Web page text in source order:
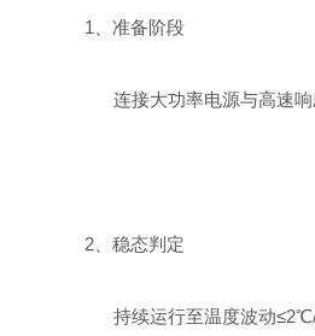
1、‌准备阶段‌
连接大功率电源与高速
2、‌稳态判定‌
持续运行至温度波动